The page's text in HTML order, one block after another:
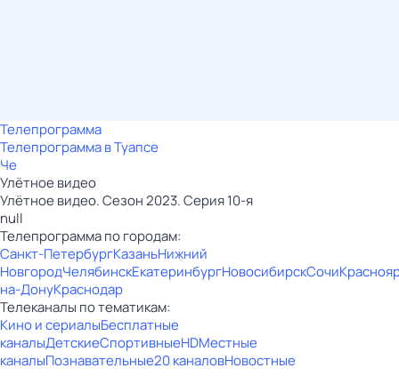
Телепрограмма
Телепрограмма в Туапсе
Че
Улётное видео
Улётное видео. Сезон 2023. Серия 10-я
null
Телепрограмма по городам:
Санкт-ПетербургКазаньНижний
НовгородЧелябинскЕкатеринбургНовосибирскСочи
на-ДонуКраснодар
Телеканалы по тематикам:
Кино и сериалыБесплатные
каналыДетскиеСпортивныеHDМестные
каналыПознавательные20 каналовНовостные